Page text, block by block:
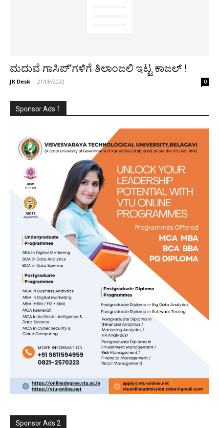
ಮದುವೆ ಗಾಸಿಪ್’ಗಳಿಗೆ ತಿಲಾಂಜಲಿ ಇಟ್ಟ ಕಾಜಲ್ !
JK Desk - 21/08/2020 0
Sponsor Ads 1
Sponsor Ads 2